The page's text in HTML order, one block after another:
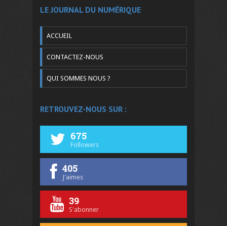
LE JOURNAL DU NUMÉRIQUE
ACCUEIL
CONTACTEZ-NOUS
QUI SOMMES NOUS ?
RETROUVEZ-NOUS SUR :
675
Followers
405
J'aimes
39
S'abonner